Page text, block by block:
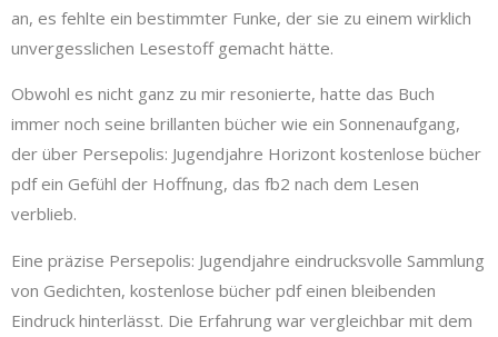
an, es fehlte ein bestimmter Funke, der sie zu einem wirklich
unvergesslichen Lesestoff gemacht hätte.
Obwohl es nicht ganz zu mir resonierte, hatte das Buch
immer noch seine brillanten bücher wie ein Sonnenaufgang,
der über Persepolis: Jugendjahre Horizont kostenlose bücher
pdf ein Gefühl der Hoffnung, das fb2 nach dem Lesen
verblieb.
Eine präzise Persepolis: Jugendjahre eindrucksvolle Sammlung
von Gedichten, kostenlose bücher pdf einen bleibenden
Eindruck hinterlässt. Die Erfahrung war vergleichbar mit dem